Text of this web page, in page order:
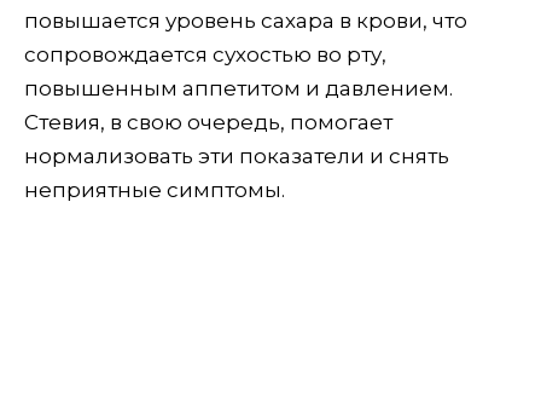
повышается уровень сахара в крови, что
сопровождается сухостью во рту,
повышенным аппетитом и давлением.
Стевия, в свою очередь, помогает
нормализовать эти показатели и снять
неприятные симптомы.